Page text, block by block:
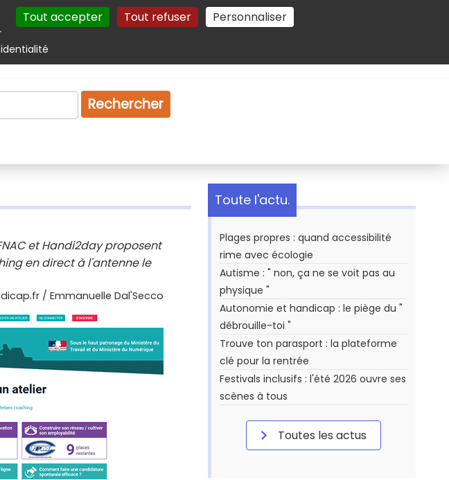
Tout accepter Tout refuser Personnaliser
Autres services Plan du site Gestion des cookies
Droit
Rechercher
et Handi2day proposent
en direct à l'antenne le
/ Emmanuelle Dal'Secco
Toute l'actu.
Plages propres : quand accessibilité
rime avec écologie
Autisme : " non, ça ne se voit pas au
physique "
Autonomie et handicap : le piège du "
débrouille-toi "
Trouve ton parasport : la plateforme
clé pour la rentrée
Festivals inclusifs : l'été 2026 ouvre ses
scènes à tous
Toutes les actus